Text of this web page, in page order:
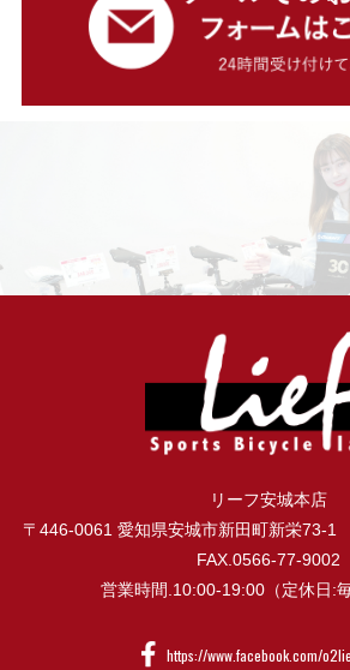
リーフ安城本店
〒446-0061 愛知県安城市新田町新栄73-
FAX.0566-77-9002
営業時間.10:00-19:00（定休日:毎
https://www.facebook.com/